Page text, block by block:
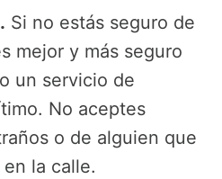
Si no estás seguro de
mejor y más seguro
un servicio de
No aceptes
o de alguien que
la calle.